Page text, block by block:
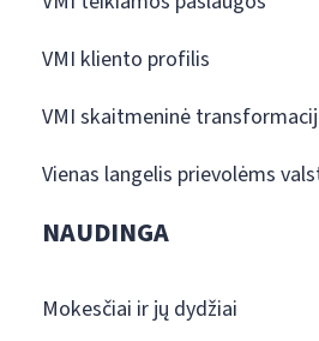
VMI kliento profilis
VMI skaitmeninė
Vienas langelis prievolėms
NAUDINGA
Mokesčiai ir jų dydžiai